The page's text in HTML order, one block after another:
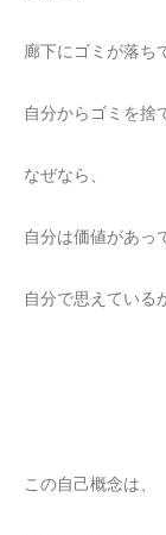
廊下にゴミが落ち
自分からゴミを捨
なぜなら、
自分は価値があっ
自分で思えている
この自己概念は、